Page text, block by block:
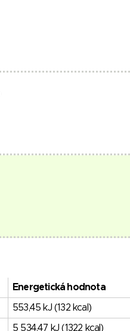
Energetická hodnota
553,45 kJ (132 kcal)
5 534,47 kJ (1322 kcal)